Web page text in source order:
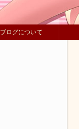
ブログについて